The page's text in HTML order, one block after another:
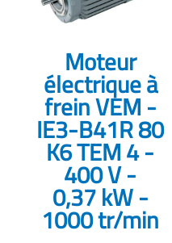
Moteur
électrique à
frein VEM -
IE3-B41R 80
K6 TEM 4 -
400 V -
0,37 kW -
1000 tr/min